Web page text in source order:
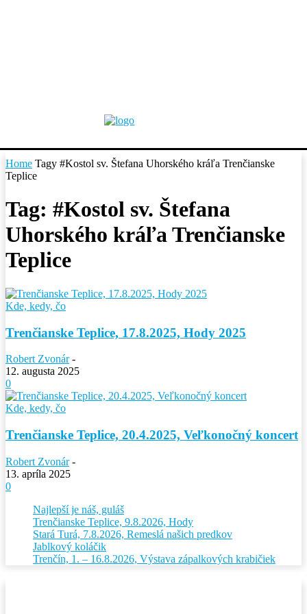
Home Tagy #Kostol sv. Štefana Uhorského kráľa Trenčianske
Teplice
Tag: #Kostol sv. Štefana
Uhorského kráľa Trenčianske
Teplice
Kde, kedy, čo
Trenčianske Teplice, 17.8.2025, Hody 2025
Robert Zvonár -
12. augusta 2025
0
Kde, kedy, čo
Trenčianske Teplice, 20.4.2025, Veľkonočný koncert
Robert Zvonár -
13. apríla 2025
0
Najlepší je náš, guláš
Trenčianske Teplice, 9.8.2026, Hody
Stará Turá, 7.8.2026, Remeslá našich predkov
Jablkový koláčik
Trenčín, 1. – 16.8.2026, Výstava zápalkových krabičiek